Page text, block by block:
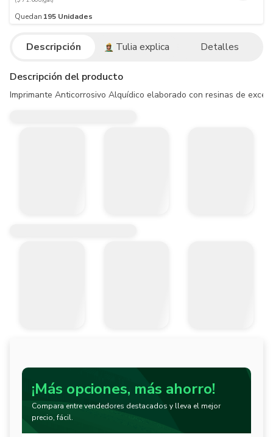
Quedan 195 Unidades
Descripción Tulia explica Detalles
Descripción del producto
Imprimante Anticorrosivo Alquídico elaborado con resinas de
¡Más opciones, más ahorro!
Compara entre vendedores destacados y lleva el mejor
precio, fácil.